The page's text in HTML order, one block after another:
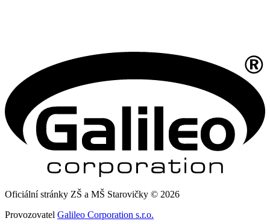
Oficiální stránky ZŠ a MŠ Starovičky © 2026
Provozovatel Galileo Corporation s.r.o.